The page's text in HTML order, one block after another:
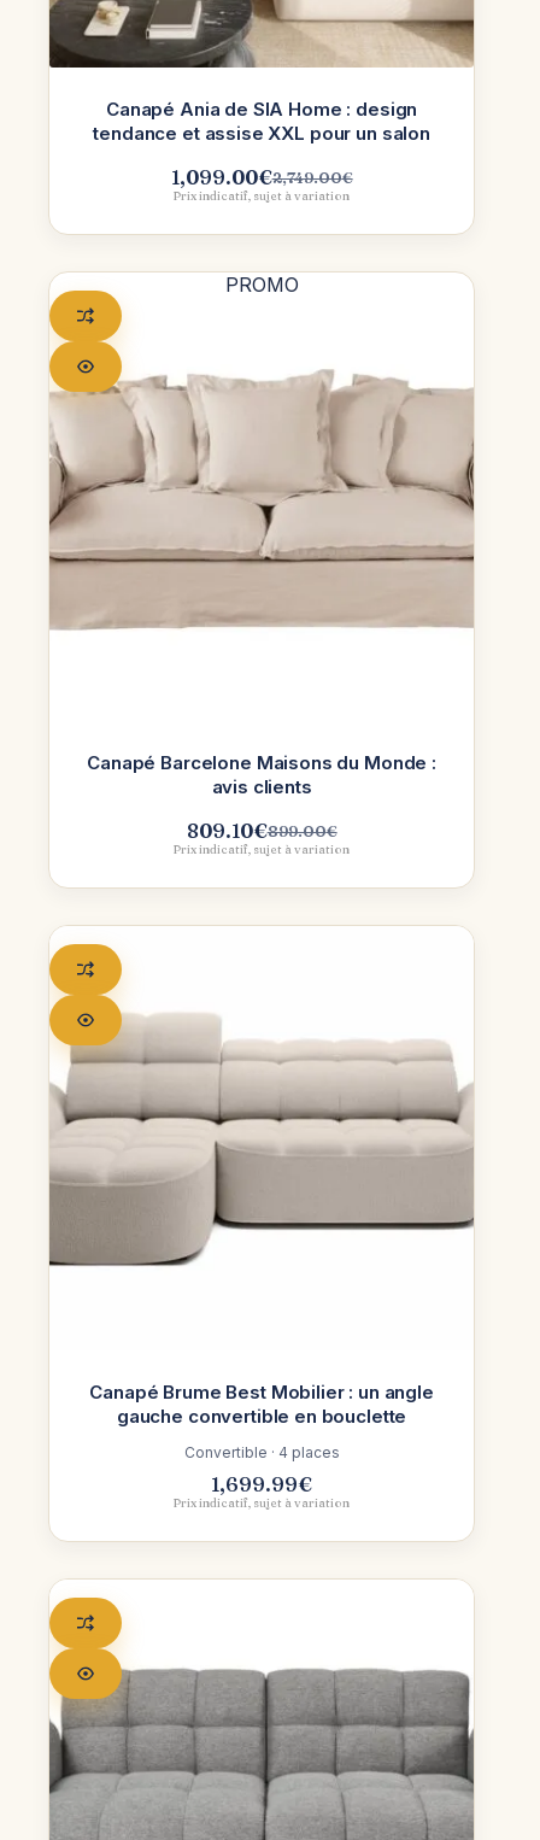
Canapé Ania de SIA Home : design
tendance et assise XXL pour un salon
2,749.00€
Le
initial
2,749.00€.
1,099.00€
Le
actuel
1,099.00€.
Prix indicatif, sujet à variation
PROMO
Canapé Barcelone Maisons du Monde :
avis clients
899.00€
Le
initial
809.10€Le
actuel
Prix indicatif, sujet à variation
Canapé Brume Best Mobilier : un angle
gauche convertible en bouclette
Convertible · 4 places
1,699.99€
Prix indicatif, sujet à variation